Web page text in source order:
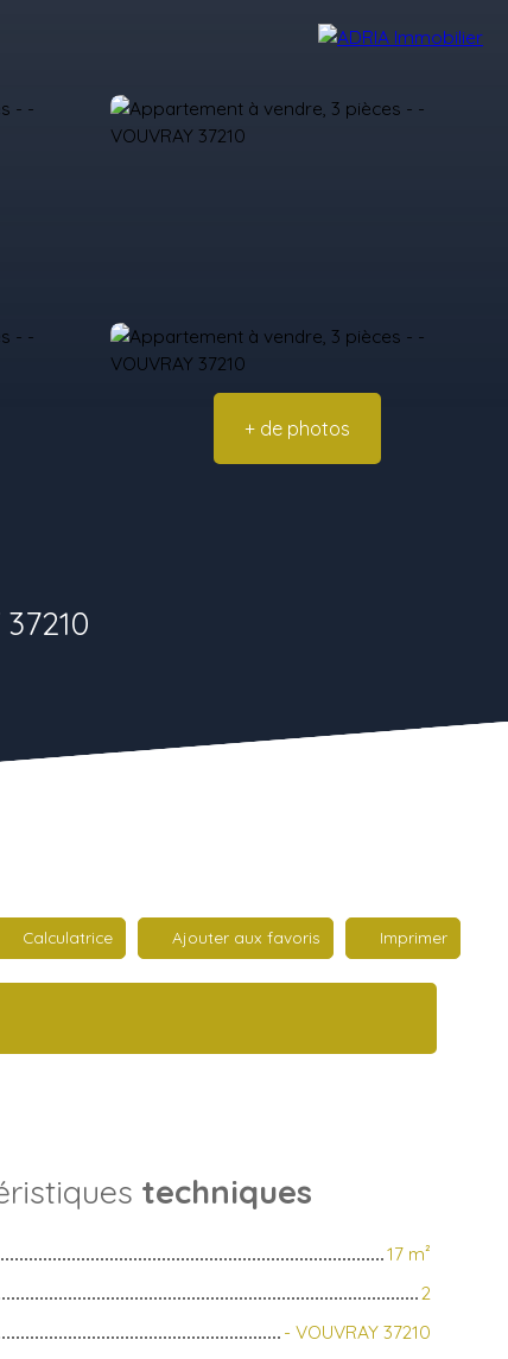
+ de photos
Calculatrice Ajouter aux favoris Imprimer
techniques
17 m²
2
- VOUVRAY 37210